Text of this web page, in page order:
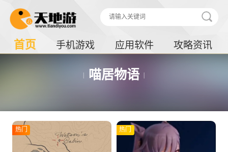
首页 手机游戏 应用软件 攻略资讯
喵居物语
热门 热门